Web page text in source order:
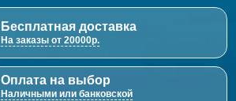
Бесплатная доставка
На заказы от 20000р.
Оплата на выбор
Наличными или банковской